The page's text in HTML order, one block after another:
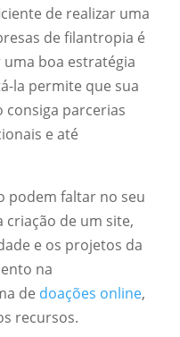
de realizar uma
de filantropia é
boa estratégia
la permite que sua
consiga parcerias
e até
podem faltar no seu
criação de um site,
e os projetos da
na
de doações online,
recursos.